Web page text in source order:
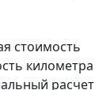
стоимость
километра
расчет